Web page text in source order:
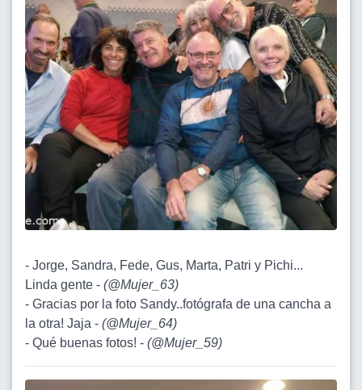
- Jorge, Sandra, Fede, Gus, Marta, Patri y Pichi...
Linda gente - (@Mujer_63)
- Gracias por la foto Sandy..fotógrafa de una cancha a
la otra! Jaja - (@Mujer_64)
- Qué buenas fotos! - (@Mujer_59)